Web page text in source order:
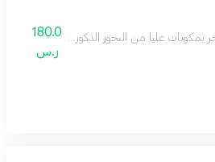
بمكونات عليا من البخور الذكوري والفلفل الوردي
180.0
ر.س